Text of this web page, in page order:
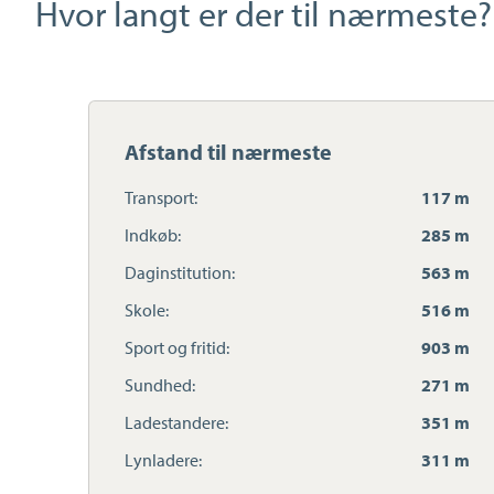
Hvor langt er der til nærmeste?
Afstand til nærmeste
Transport:
117 m
Indkøb:
285 m
Daginstitution:
563 m
Skole:
516 m
Sport og fritid:
903 m
Sundhed:
271 m
Ladestandere:
351 m
Lynladere:
311 m